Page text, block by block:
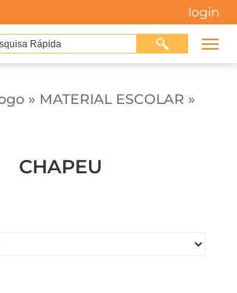
login
» MATERIAL ESCOLAR »
CHAPEU